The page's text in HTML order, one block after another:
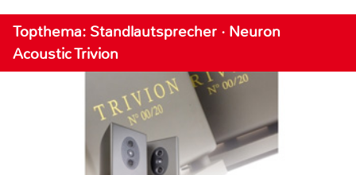
Topthema: Standlautsprecher · Neuron
Acoustic Trivion